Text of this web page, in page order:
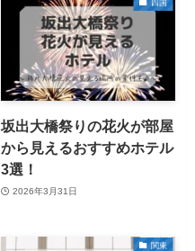
四国
坂出大橋祭りの花火が部屋
から見えるおすすめホテル
3選！
2026年3月31日
関東